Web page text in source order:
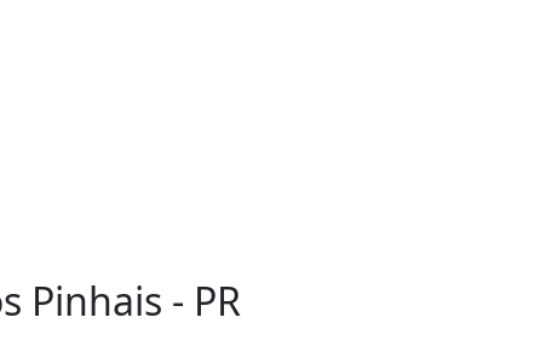
Pinhais - PR